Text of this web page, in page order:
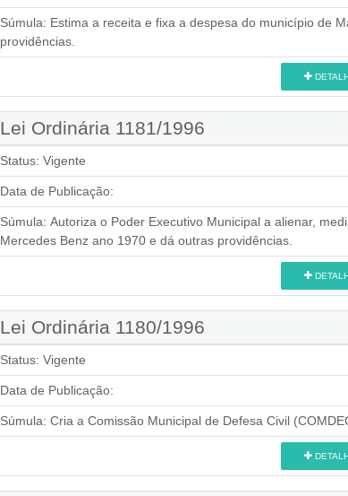
Súmula: Estima a receita e fixa a despesa do município de
providências.
Lei Ordinária 1181/1996
Status: Vigente
Data de Publicação:
Súmula: Autoriza o Poder Executivo Municipal a alienar,
Mercedes Benz ano 1970 e dá outras providências.
Lei Ordinária 1180/1996
Status: Vigente
Data de Publicação:
Súmula: Cria a Comissão Municipal de Defesa Civil